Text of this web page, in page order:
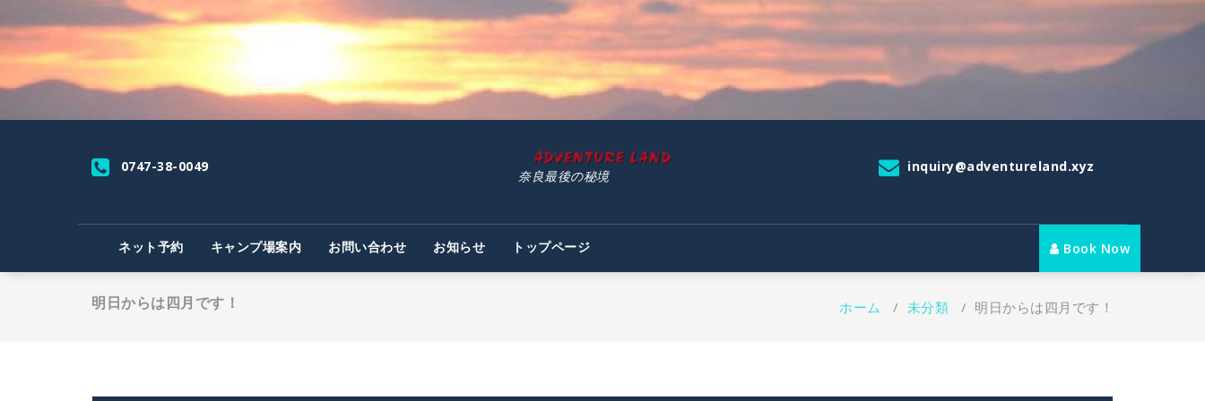
ン
テ
ツ
ス
0747-38-0049
奈良最後の秘境
inquiry@adventureland.xyz
ネット予約 キャンプ場案内 お問い合わせ お知らせ トップページ Book Now
明日からは四月です！ ホーム / 未分類 / 明日からは四月です！